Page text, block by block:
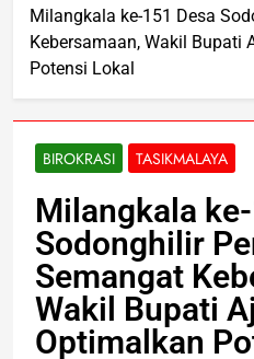
Milangkala ke-151 Desa
Kebersamaan, Wakil Bupati
Potensi Lokal
BIROKRASI TASIKMALAYA
Milangkala
Sodonghilir
Semangat
Wakil Bupati
Optimalkan